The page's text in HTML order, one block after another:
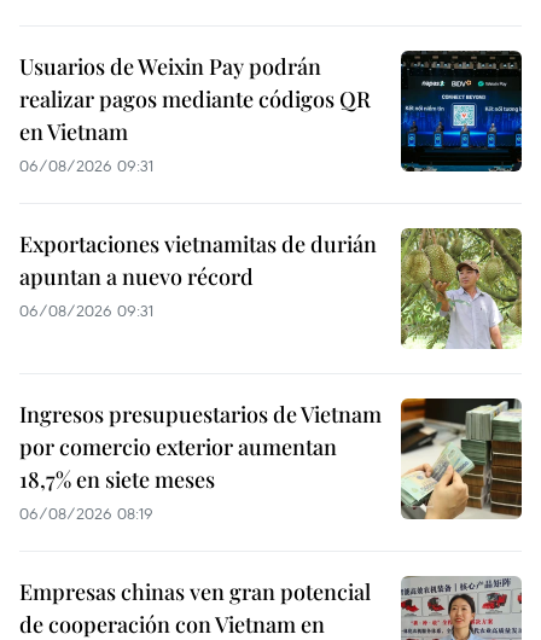
Usuarios de Weixin Pay podrán
realizar pagos mediante códigos QR
en Vietnam
06/08/2026 09:31
Exportaciones vietnamitas de durián
apuntan a nuevo récord
06/08/2026 09:31
Ingresos presupuestarios de Vietnam
por comercio exterior aumentan
18,7% en siete meses
06/08/2026 08:19
Empresas chinas ven gran potencial
de cooperación con Vietnam en